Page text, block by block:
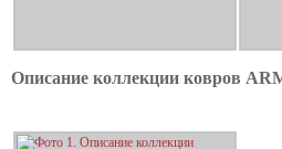
Описание коллекции ковров